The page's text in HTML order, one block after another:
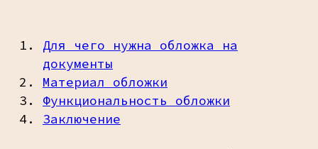
Для чего нужна обложка на
документы
Материал обложки
Функциональность обложки
Заключение